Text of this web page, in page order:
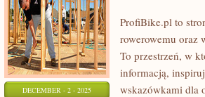
DECEMBER - 2 - 2025
ProfiBike.pl to
rowerowemu oraz
To przestrzeń, w
informacją,
wskazówkami dla